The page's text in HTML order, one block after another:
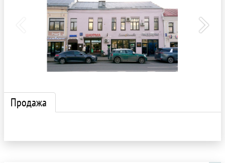
Продажа